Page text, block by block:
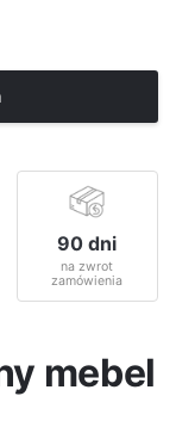
90 dni
na zwrot
zamówienia
mebel